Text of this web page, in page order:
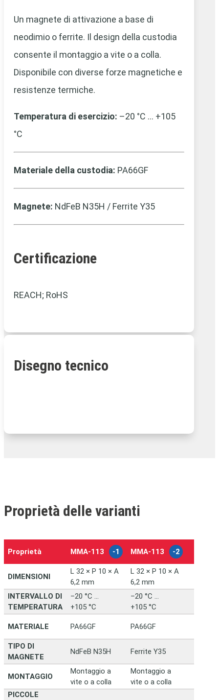
Un magnete di attivazione a base di
neodimio o ferrite. Il design della custodia
consente il montaggio a vite o a colla.
Disponibile con diverse forze magnetiche e
resistenze termiche.
Temperatura di esercizio: –20 °C … +105
°C
Materiale della custodia: PA66GF
Magnete: NdFeB N35H / Ferrite Y35
Certificazione
REACH; RoHS
Disegno tecnico
Proprietà delle varianti
Proprietà MMA‑113 -1 MMA‑113 -2
DIMENSIONI
L 32 × P 10 × A
6,2 mm
L 32 × P 10 × A
6,2 mm
INTERVALLO DI
TEMPERATURA
–20 °C …
+105 °C
–20 °C …
+105 °C
MATERIALE PA66GF PA66GF
TIPO DI
MAGNETE
NdFeB N35H Ferrite Y35
MONTAGGIO
Montaggio a
vite o a colla
Montaggio a
vite o a colla
PICCOLE